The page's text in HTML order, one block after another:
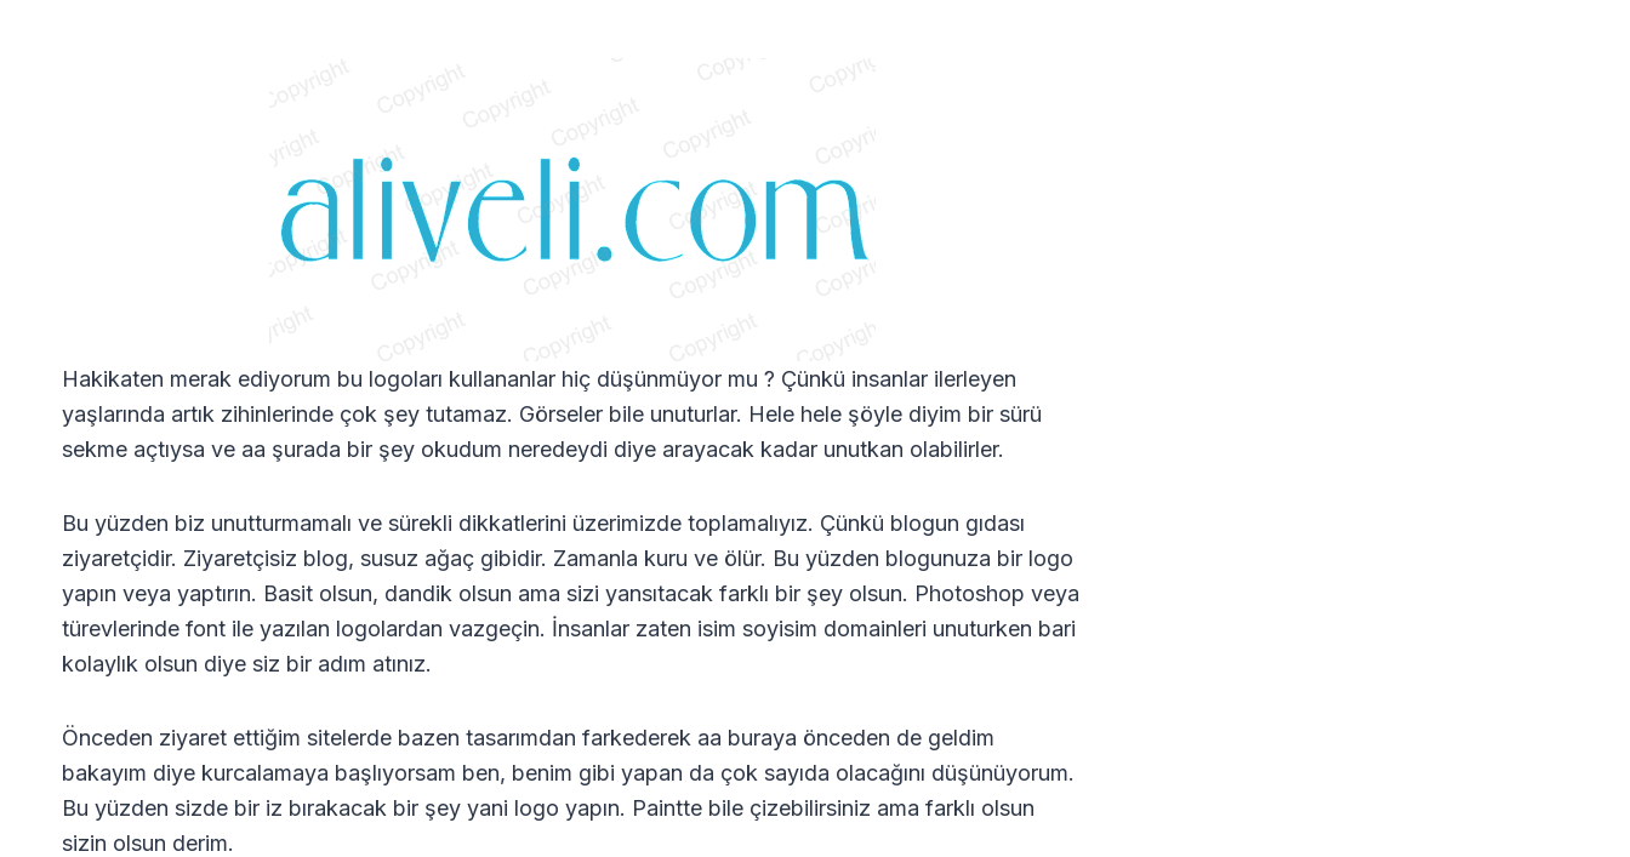
Hakikaten merak ediyorum bu logoları kullananlar hiç düşünmüyor mu ? Çünkü insanlar ilerleyen
yaşlarında artık zihinlerinde çok şey tutamaz. Görseler bile unuturlar. Hele hele şöyle diyim bir sürü
sekme açtıysa ve aa şurada bir şey okudum neredeydi diye arayacak kadar unutkan olabilirler.
Bu yüzden biz unutturmamalı ve sürekli dikkatlerini üzerimizde toplamalıyız. Çünkü blogun gıdası
ziyaretçidir. Ziyaretçisiz blog, susuz ağaç gibidir. Zamanla kuru ve ölür. Bu yüzden blogunuza bir logo
yapın veya yaptırın. Basit olsun, dandik olsun ama sizi yansıtacak farklı bir şey olsun. Photoshop veya
türevlerinde font ile yazılan logolardan vazgeçin. İnsanlar zaten isim soyisim domainleri unuturken bari
kolaylık olsun diye siz bir adım atınız.
Önceden ziyaret ettiğim sitelerde bazen tasarımdan farkederek aa buraya önceden de geldim
bakayım diye kurcalamaya başlıyorsam ben, benim gibi yapan da çok sayıda olacağını düşünüyorum.
Bu yüzden sizde bir iz bırakacak bir şey yani logo yapın. Paintte bile çizebilirsiniz ama farklı olsun
sizin olsun derim.